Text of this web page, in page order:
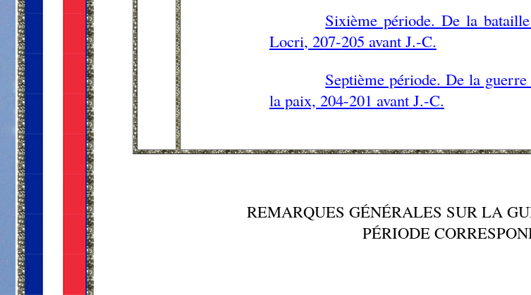
Sixième période. De la
Locri, 207-205 avant J.-C.
Septième période. De la
la paix, 204-201 avant J.-C.
REMARQUES GÉNÉRALES SUR LA
PÉRIODE